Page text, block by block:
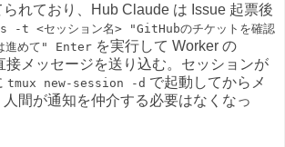
れており、Hub Claude は Issue 起票後
-t <セッション名> "GitHubのチケットを確認
進めて" Enter を実行して Worker の
接メッセージを送り込む。セッションが
tmux new-session -d で起動してからメ
間が通知を仲介する必要はなくなっ